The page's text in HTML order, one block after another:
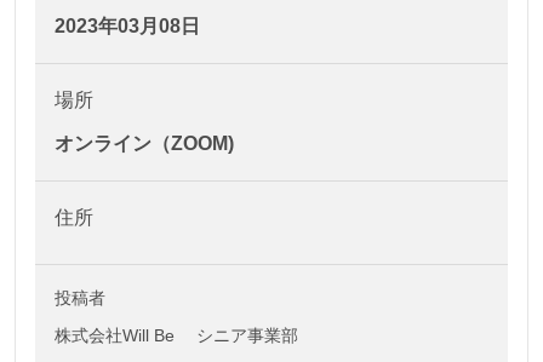
2023年03月08日
場所
オンライン（ZOOM)
住所
投稿者
株式会社Will Be シニア事業部